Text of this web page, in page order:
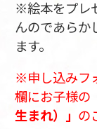
※絵本をプレ
んのであらか
ます。
※申し込みフ
欄にお子様の
生まれ）」 の